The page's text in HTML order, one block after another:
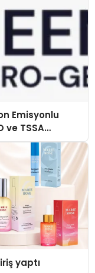
Emisyonlu
ve TSSA
yaptı